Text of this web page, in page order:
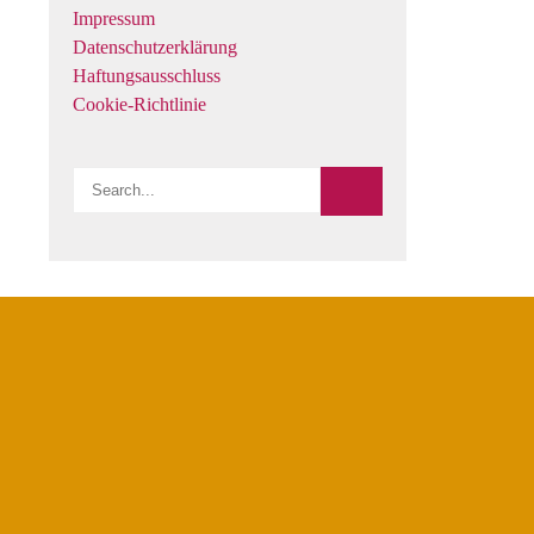
Impressum
Datenschutzerklärung
Haftungsausschluss
Cookie-Richtlinie